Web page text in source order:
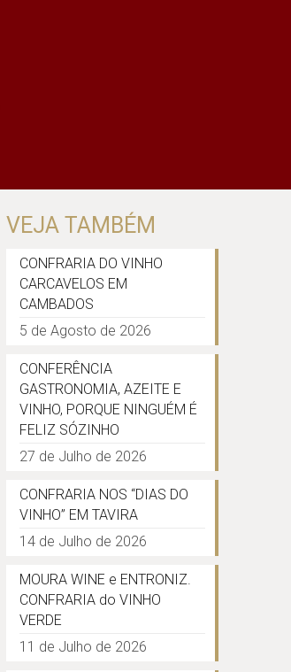
VEJA TAMBÉM
CONFRARIA DO VINHO
CARCAVELOS EM
CAMBADOS
5 de Agosto de 2026
CONFERÊNCIA
GASTRONOMIA, AZEITE E
VINHO, PORQUE NINGUÉM É
FELIZ SÓZINHO
27 de Julho de 2026
CONFRARIA NOS “DIAS DO
VINHO” EM TAVIRA
14 de Julho de 2026
MOURA WINE e ENTRONIZ.
CONFRARIA do VINHO
VERDE
11 de Julho de 2026